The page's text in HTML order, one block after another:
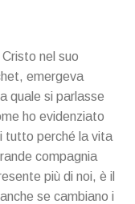
nel suo
emergeva
quale si parlasse
ho evidenziato
tutto perché la vita
compagnia
più di noi, è il
se cambiano i